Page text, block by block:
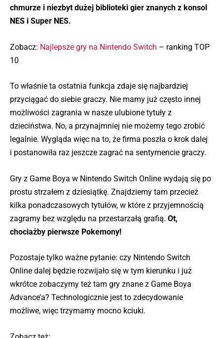
chmurze i niezbyt dużej biblioteki gier znanych z konsol
NES i Super NES.
Zobacz: Najlepsze gry na Nintendo Switch – ranking TOP
10
To właśnie ta ostatnia funkcja zdaje się najbardziej
przyciągać do siebie graczy. Nie mamy już często innej
możliwości zagrania w nasze ulubione tytuły z
dzieciństwa. No, a przynajmniej nie możemy tego zrobić
legalnie. Wygląda więc na to, że firma poszła o krok dalej
i postanowiła raz jeszcze zagrać na sentymencie graczy.
Gry z Game Boya w Nintendo Switch Online wydają się po
prostu strzałem z dziesiątkę. Znajdziemy tam przecież
kilka ponadczasowych tytułów, w które z przyjemnością
zagramy bez względu na przestarzałą grafią. Ot,
chociażby pierwsze Pokemony!
Pozostaje tylko ważne pytanie: czy Nintendo Switch
Online dalej będzie rozwijało się w tym kierunku i już
wkrótce zobaczymy też tam gry znane z Game Boya
Advance’a? Technologicznie jest to zdecydowanie
możliwe, więc trzymamy mocno kciuki.